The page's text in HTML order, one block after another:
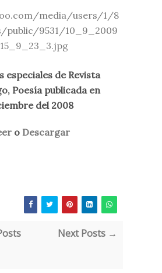
especiales de Revista
Poesía publicada en
del 2008
o Descargar
Next Posts →